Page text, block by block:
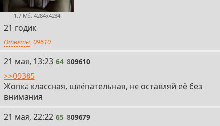
1,7 Мб, 4284x4284
21 годик
Ответы 09610
64
21 мая, 13:23 64 809610
>>09385
Жопка классная, шлёпательная, не оставляй её без
внимания
65
21 мая, 22:22 65 809679